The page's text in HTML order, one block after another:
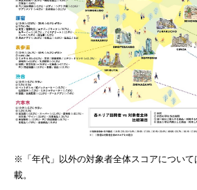
※「年代」以外の対象者全体スコアについ
載。